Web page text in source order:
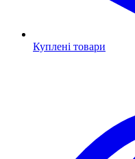
Куплені товари